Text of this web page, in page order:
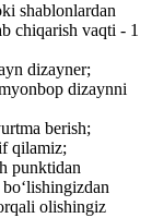
shablonlardan
chiqarish vaqti - 1
dizayner;
dizaynni
berish;
qilamiz;
punktidan
olishingiz